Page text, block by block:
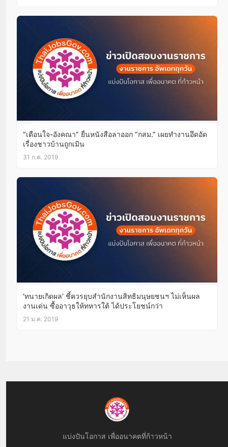
“เตือนใจ-อังคณา” ยื่นหนังสือลาออก “กสม.” เผยทำงานอึดอัด
เรื่องชาวบ้านถูกเมิน
31 ก.ค. 2019
‘ทนายเกิดผล’ ชี้ควรยุบสำนักงานสิทธิมนุษยชนฯ ไม่เห็นผล
งานเด่น ซื้ออาวุธให้ทหารใต้ ได้ประโยชน์กว่า
21 ม.ค. 2019
แบ่งปันโอกาส เพื่ออนาคตที่ก้าวหน้า